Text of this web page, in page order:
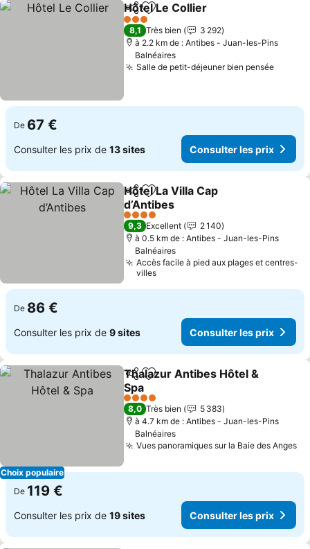
PartagerAjouter à mes favoris
Hôtel Le Collier
3 Étoiles
8,1 Très bien
3 292
à 2.2 km de : Antibes - Juan-les-Pins
Balnéaires
Salle de petit-déjeuner bien pensée
De 67 €
Consulter les prix de 13 sites Consulter les prix
PartagerAjouter à mes favoris
Hôtel La Villa Cap
d’Antibes
Consulter les prix
4 Étoiles
9,3 Excellent
2 140
à 0.5 km de : Antibes - Juan-les-Pins
Balnéaires
Accès facile à pied aux plages et centres-
villes
De 86 €
Consulter les prix de 9 sites Consulter les prix
Choix populaire
PartagerAjouter à mes favoris
Thalazur Antibes Hôtel &
Spa
Consulter les prix
4 Étoiles
8,0 Très bien
5 383
à 4.7 km de : Antibes - Juan-les-Pins
Balnéaires
Vues panoramiques sur la Baie des Anges
De 119 €
Consulter les prix de 19 sites Consulter les prix